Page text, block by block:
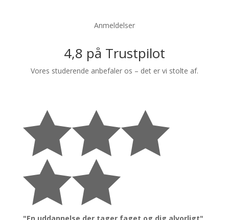
Anmeldelser
4,8 på Trustpilot
Vores studerende anbefaler os – det er vi stolte af.

